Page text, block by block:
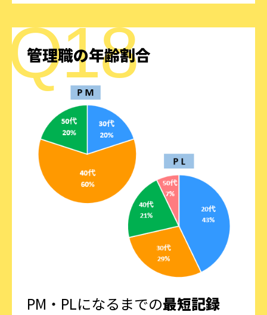
管理職の年齢割合
PM・PLになるまでの最短記録